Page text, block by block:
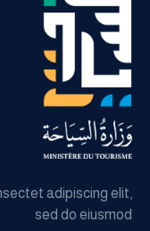
adipiscing elit,
sed do eiusmod